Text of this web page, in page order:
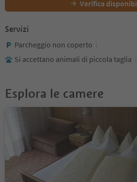
Verifica
Servizi
Parcheggio non coperto
Si accettano animali di piccola taglia
Esplora le camere